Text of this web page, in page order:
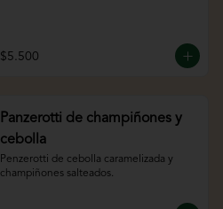
$5.500
Panzerotti de champiñones y
cebolla
Penzerotti de cebolla caramelizada y
champiñones salteados.